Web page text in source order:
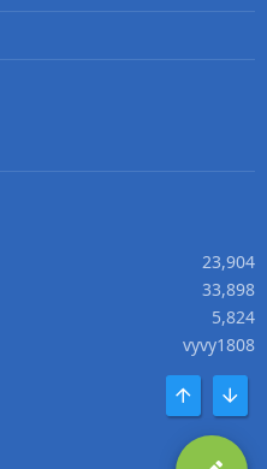
23,904
33,898
5,824
vyvy1808
TOP DƯỚI